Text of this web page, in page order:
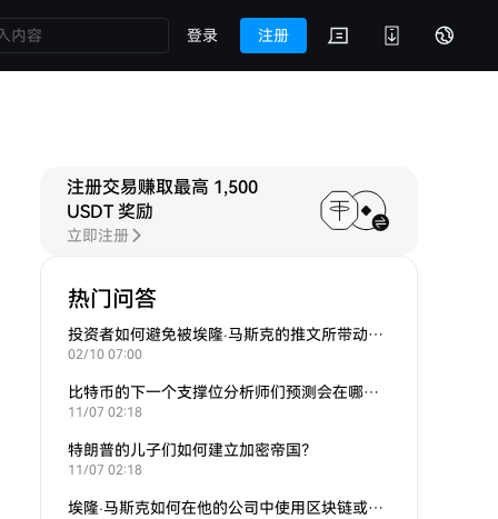
登录 注册
问答相关讨论
注册交易赚取最高 1,500
USDT 奖励
立即注册
热门问答
投资者如何避免被埃隆·马斯克的推文所带动的炒作？
02/10 07:00
比特币的下一个支撑位分析师们预测会在哪里？
11/07 02:18
特朗普的儿子们如何建立加密帝国？
11/07 02:18
埃隆·马斯克如何在他的公司中使用区块链或加密货币？